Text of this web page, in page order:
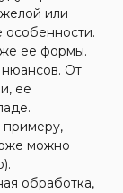
или
особенности.
ее формы.
нюансов. От
ее
примеру,
можно
обработка,